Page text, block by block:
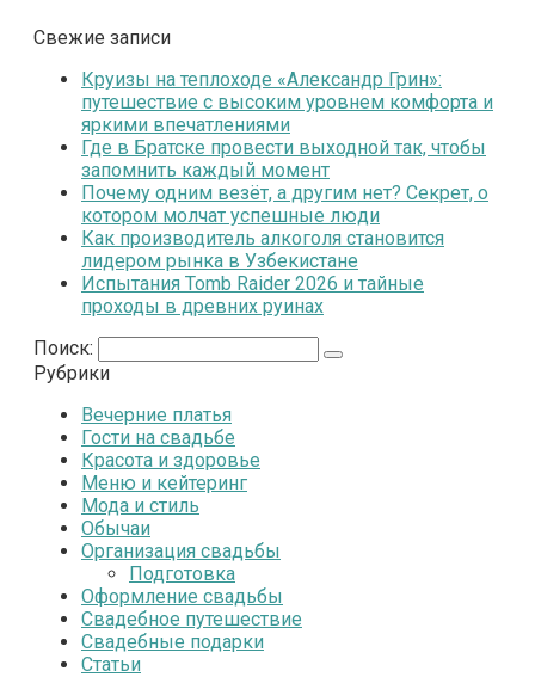
Свежие записи
Круизы на теплоходе «Александр Грин»:
путешествие с высоким уровнем комфорта и
яркими впечатлениями
Где в Братске провести выходной так, чтобы
запомнить каждый момент
Почему одним везёт, а другим нет? Секрет, о
котором молчат успешные люди
Как производитель алкоголя становится
лидером рынка в Узбекистане
Испытания Tomb Raider 2026 и тайные
проходы в древних руинах
Поиск:
Рубрики
Вечерние платья
Гости на свадьбе
Красота и здоровье
Меню и кейтеринг
Мода и стиль
Обычаи
Организация свадьбы
Подготовка
Оформление свадьбы
Свадебное путешествие
Свадебные подарки
Статьи